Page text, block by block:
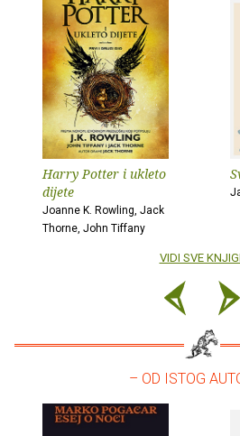
Harry Potter i ukleto
dijete
Joanne K. Rowling, Jack
Thorne, John Tiffany
VIDI SVE
– OD ISTOG